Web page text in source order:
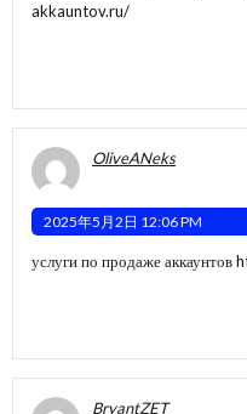
akkauntov.ru/
OliveANeks
2025年5月2日 12:06 PM
услуги по продаже аккаунтов
BryantZET